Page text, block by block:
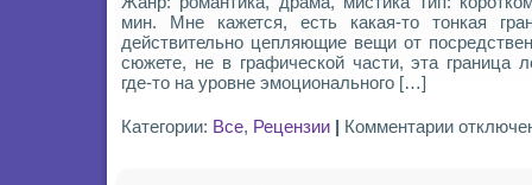
мин. Мне кажется, есть какая-то тонкая
действительно цепляющие вещи от
сюжете, не в графической части, эта граница
где-то на уровне эмоционального […]
Категории: Все, Рецензии | Комментариик